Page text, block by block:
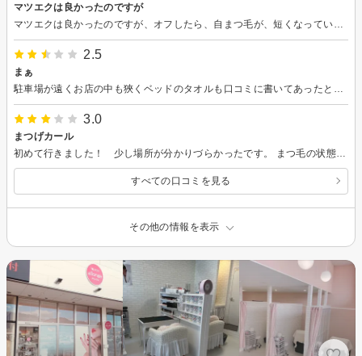
マツエクは良かったのですが
2.5
まぁ
3.0
まつげカール
初めて行きました！ 少し場所が分かりづらかったです。 まつ毛の状態を見て合っている施術をして頂き とても良かったです！ ありがとうございました。
すべての口コミを見る
その他の情報を表示